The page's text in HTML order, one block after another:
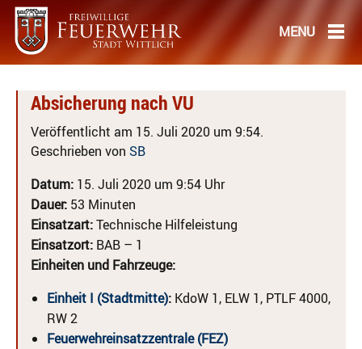
Absicherung nach VU
Veröffentlicht am 15. Juli 2020 um 9:54.
Geschrieben von SB
Datum: 15. Juli 2020 um 9:54 Uhr
Dauer: 53 Minuten
Einsatzart:Technische Hilfeleistung
Einsatzort: BAB – 1
Einheiten und Fahrzeuge:
Einheit I (Stadtmitte): KdoW 1, ELW 1, PTLF 4000,
RW 2
Feuerwehreinsatzzentrale (FEZ)